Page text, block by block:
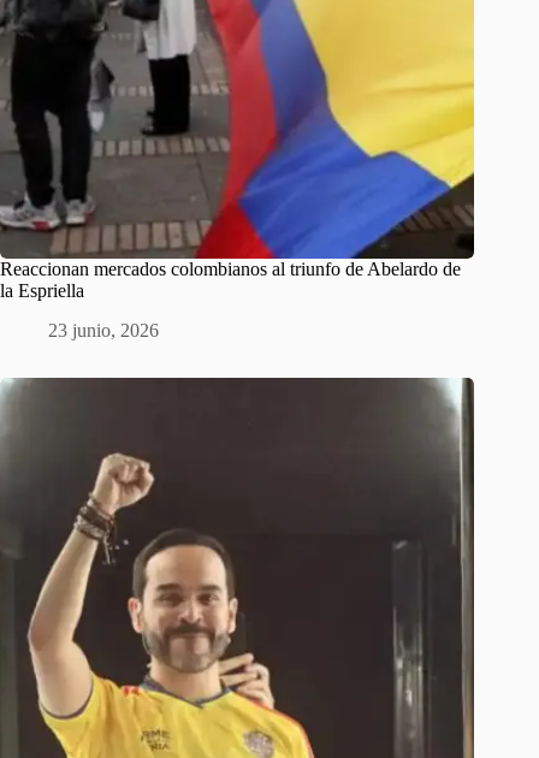
Reaccionan mercados colombianos al triunfo de Abelardo de
la Espriella
23 junio, 2026